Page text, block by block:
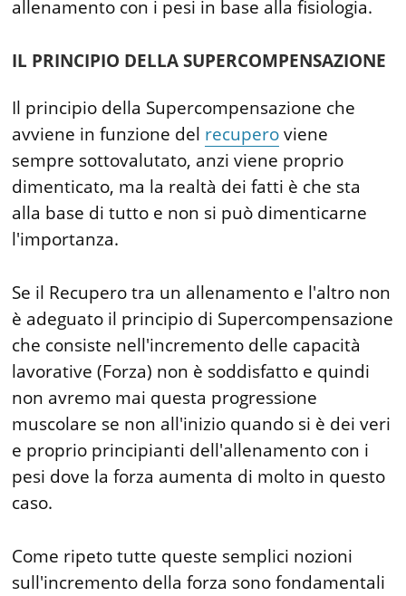
allenamento con i pesi in base alla fisiologia.
IL PRINCIPIO DELLA SUPERCOMPENSAZIONE
Il principio della Supercompensazione che
avviene in funzione del recuperoviene
sempre sottovalutato, anzi viene proprio
dimenticato, ma la realtà dei fatti è che sta
alla base di tutto e non si può dimenticarne
l'importanza.
Se il Recupero tra un allenamento e l'altro non
è adeguato il principio di Supercompensazione
che consiste nell'incremento delle capacità
lavorative (Forza) non è soddisfatto e quindi
non avremo mai questa progressione
muscolare se non all'inizio quando si è dei veri
e proprio principianti dell'allenamento con i
pesi dove la forza aumenta di molto in questo
caso.
Come ripeto tutte queste semplici nozioni
sull'incremento della forza sono fondamentali